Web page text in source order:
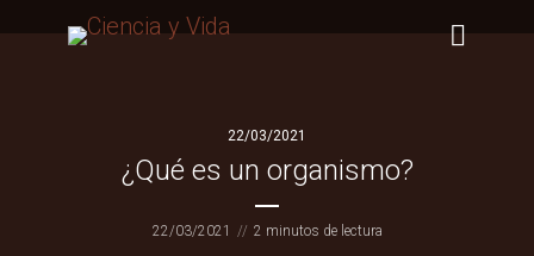
22/03/2021
¿Qué es un organismo?
22/03/2021 2 minutos de lectura